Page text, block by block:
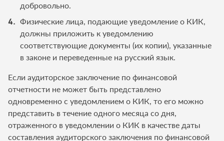
добровольно.
Физические лица, подающие уведомление о КИК,
должны приложить к уведомлению
соответствующие документы (их копии), указанные
в законе и переведенные на русский язык.
Если аудиторское заключение по финансовой
отчетности не может быть представлено
одновременно с уведомлением о КИК, то его можно
представить в течение одного месяца со дня,
отраженного в уведомлении о КИК в качестве даты
составления аудиторского заключения по финансовой